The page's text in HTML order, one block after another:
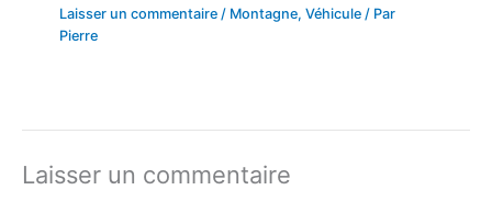
Laisser un commentaire / Montagne,Véhicule / Par
Pierre
Laisser un commentaire